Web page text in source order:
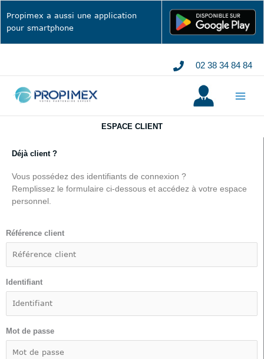
au
contenu
Propimex a aussi une application
pour smartphone
02 38 34 84 84
ESPACE CLIENT
Déjà client ?
Vous possédez des identifiants de connexion ?
Remplissez le formulaire ci-dessous et accédez à votre espace
personnel.
Référence client
Identifiant
Mot de passe